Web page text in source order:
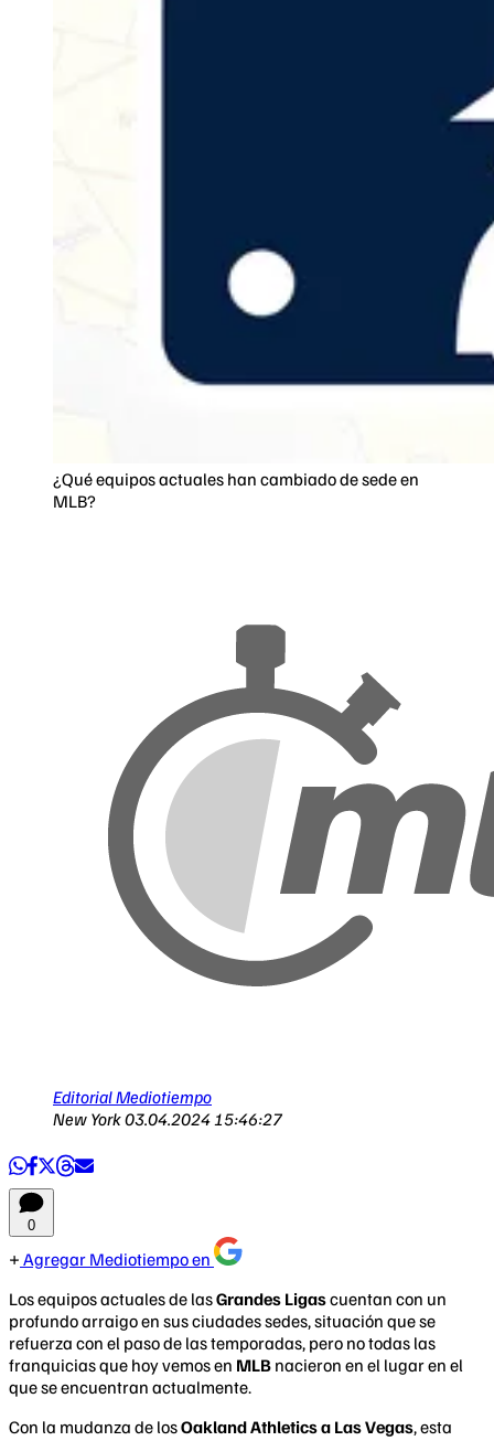
¿Qué equipos actuales han cambiado de sede en
MLB?
Editorial Mediotiempo
New York03.04.2024 15:46:27
0
Agregar Mediotiempo en
Los equipos actuales de lasGrandes Ligascuentan con un
profundo arraigo en sus ciudades sedes, situación que se
refuerza con el paso de las temporadas, pero no todas las
franquicias que hoy vemos en MLB nacieron en el lugar en el
que se encuentran actualmente.
Con la mudanza de losOakland Athletics a Las Vegas, esta